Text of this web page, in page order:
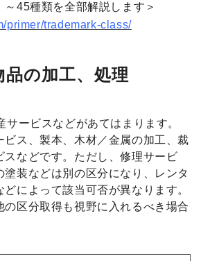
45種類を全部解説します＞
primer/trademark-class/
の加工、処理
サービスなどがあてはまります。
ビス、製本、木材／金属の加工、裁
スなどです。ただし、修理サービ
塗装などは別の区分になり、レンタ
によって該当可否が異なります。
の区分取得も視野に入れるべき場合